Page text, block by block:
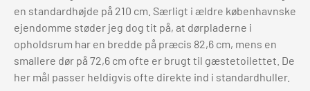
en standardhøjde på 210 cm. Særligt i ældre københavnske
ejendomme støder jeg dog tit på, at dørpladerne i
opholdsrum har en bredde på præcis 82,6 cm, mens en
smallere dør på 72,6 cm ofte er brugt til gæstetoilettet. De
her mål passer heldigvis ofte direkte ind i standardhuller.